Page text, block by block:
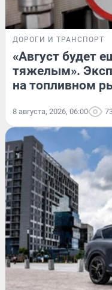
ДОРОГИ И ТРАНСПОРТ
«Август будет
тяжелым».
на топливном
8 августа, 2026, 06:00